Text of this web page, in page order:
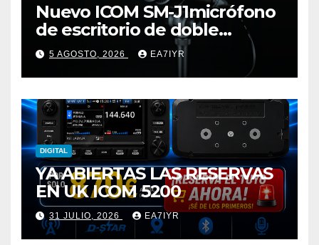
Nuevo ICOM SM-J1micrófono
de escritorio de doble
elemento premium
5 AGOSTO, 2026 EA7IYR
DIGITAL
YA ABIERTAS LAS RESERVAS
EN UK ICOM 5200
31 JULIO, 2026 EA7IYR